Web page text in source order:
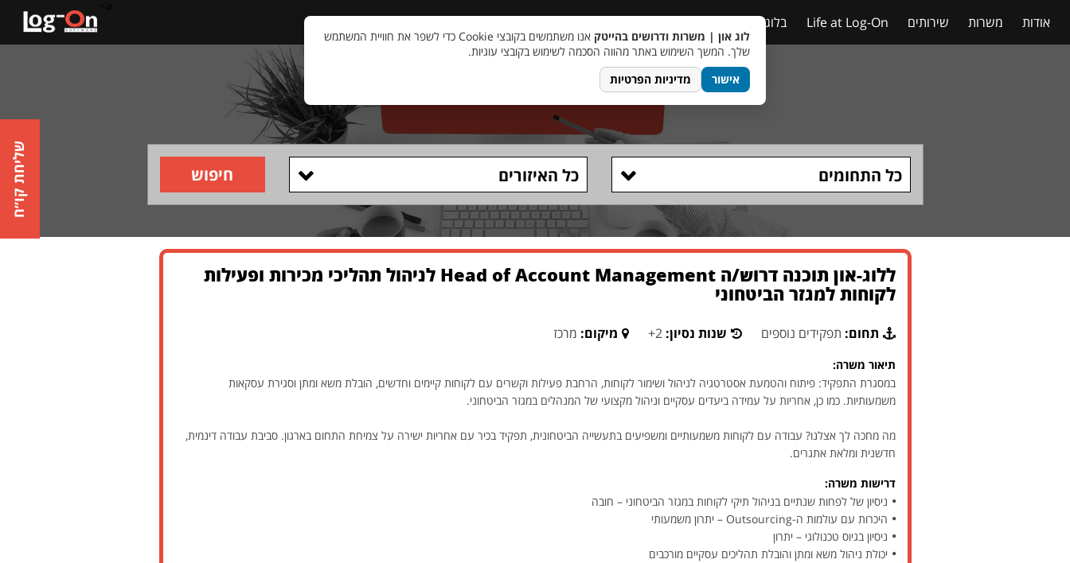
אודות משרות שירותים Life at Log-On בלוג
כל התחומים כל האיזורים חיפוש
ללוג-און תוכנה דרוש/ה Head of Account Management לניהול תהליכי מכירות ופעילות
לקוחות למגזר הביטחוני
תחום: תפקידים נוספים שנות נסיון:2+ מיקום: מרכז
תיאור משרה:
במסגרת התפקיד: פיתוח והטמעת אסטרטגיה לניהול ושימור לקוחות, הרחבת פעילות וקשרים עם לקוחות קיימים וחדשים, הובלת משא ומתן וסגירת עסקאות
משמעותיות. כמו כן, אחריות על עמידה ביעדים עסקיים וניהול מקצועי של המנהלים במגזר הביטחוני.
מה מחכה לך אצלנו? עבודה עם לקוחות משמעותיים ומשפיעים בתעשייה הביטחונית, תפקיד בכיר עם אחריות ישירה על צמיחת התחום בארגון. סביבת עבודה דינמית,
חדשנית ומלאת אתגרים.
דרישות משרה:
ניסיון של לפחות שנתיים בניהול תיקי לקוחות במגזר הביטחוני – חובה
היכרות עם עולמות ה-Outsourcing – יתרון משמעותי
ניסיון בגיוס טכנולוגי – יתרון
יכולת ניהול משא ומתן והובלת תהליכים עסקיים מורכבים
לוג און | משרות ודרושים בהייטק
אנו משתמשים בקובצי Cookie כדי לשפר את חוויית המשתמש
שלך. המשך השימוש באתר מהווה הסכמה לשימוש בקובצי עוגיות.
אישור
מדיניות הפרטיות
שליחת קו״ח